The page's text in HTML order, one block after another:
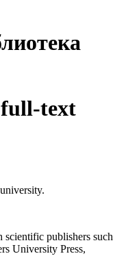
full-text
publishers such
University Press,